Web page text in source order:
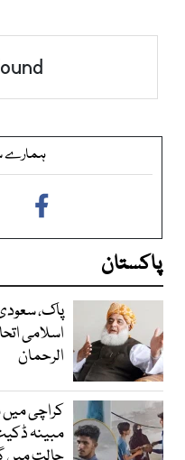
ہمارے
پاکستان
پاک،
اسلامی
الرحمان
کراچی میں
مبینہ